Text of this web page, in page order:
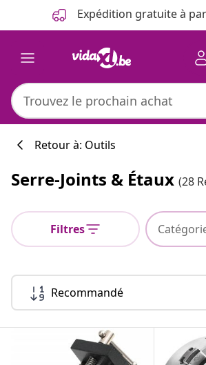
Expédition gratuite à
Retour à: Outils
Serre-Joints & Étaux (28
Filtres
Recommandé